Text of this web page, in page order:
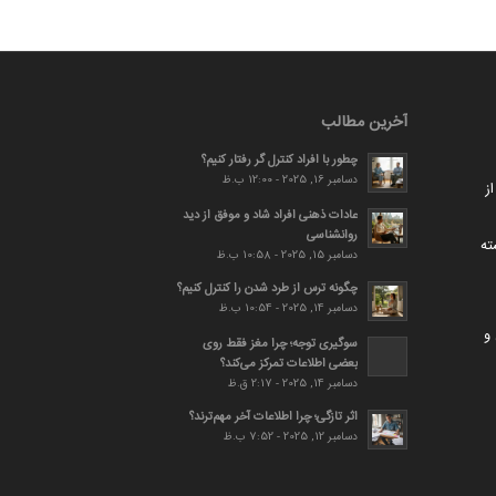
و
آخرین مطالب
چطور با افراد کنترل گر رفتار کنیم؟
دسامبر 16, 2025 - 12:00 ب.ظ
عادات ذهنی افراد شاد و موفق از دید
روانشناسی
دسامبر 15, 2025 - 10:58 ب.ظ
چگونه ترس از طرد شدن را کنترل کنیم؟
دسامبر 14, 2025 - 10:54 ب.ظ
سوگیری توجه؛ چرا مغز فقط روی
بعضی اطلاعات تمرکز می‌کند؟
دسامبر 14, 2025 - 2:17 ق.ظ
اثر تازگی؛ چرا اطلاعات آخر مهم‌ترند؟
دسامبر 12, 2025 - 7:52 ب.ظ